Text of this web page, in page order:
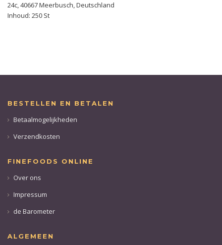
24c, 40667 Meerbusch, Deutschland
Inhoud: 250 St
BESTELLEN EN BETALEN
Betaalmogelijkheden
Verzendkosten
FINEFOODS ONLINE
Over ons
Impressum
de Barometer
ALGEMEEN